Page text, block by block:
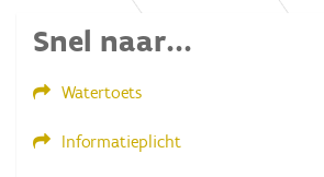
Snel naar...
Watertoets
Informatieplicht